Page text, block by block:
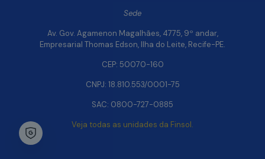
Sede
Av. Gov. Agamenon Magalhães, 4775, 9º andar,
Empresarial Thomas Edson, Ilha do Leite, Recife-PE.
CEP: 50070-160
CNPJ: 18.810.553/0001-75
SAC: 0800-727-0885
Veja todas as unidades da Finsol.